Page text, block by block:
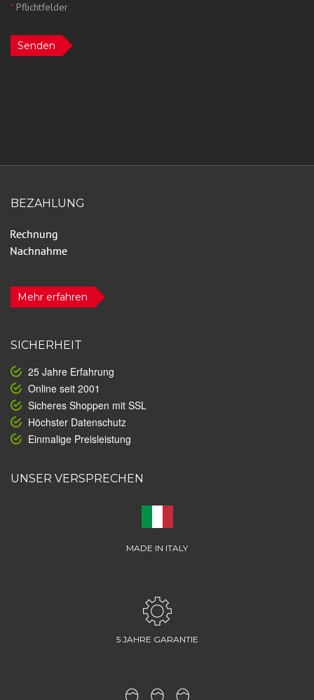
*Pflichtfelder
Senden
BEZAHLUNG
Mehr erfahren
SICHERHEIT
25 Jahre Erfahrung
Online seit 2001
Sicheres Shoppen mit SSL
Höchster Datenschutz
Einmalige Preisleistung
UNSER VERSPRECHEN
MADE IN ITALY
5 JAHRE GARANTIE